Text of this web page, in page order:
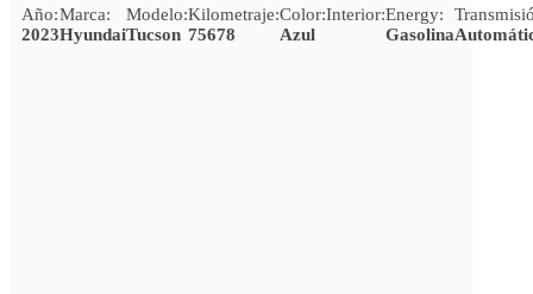
Año:
2023
Marca:
Hyundai
Modelo:
Tucson
Kilometraje:
75678
Color:
Azul
Interior:Energy:
Gasolina